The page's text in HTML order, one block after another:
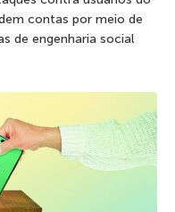
contas por meio de
de engenharia social